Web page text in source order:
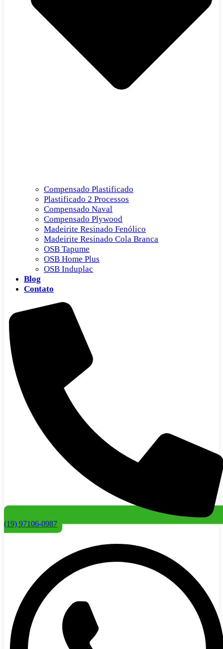
Compensado Plastificado
Plastificado 2 Processos
Compensado Naval
Compensado Plywood
Madeirite Resinado Fenólico
Madeirite Resinado Cola Branca
OSB Tapume
OSB Home Plus
OSB Induplac
Blog
Contato
(19) 97106-0987